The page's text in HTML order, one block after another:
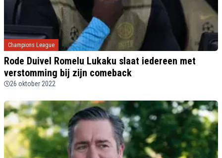
Champions League
Rode Duivel Romelu Lukaku slaat iedereen met
verstomming bij zijn comeback
26 oktober 2022